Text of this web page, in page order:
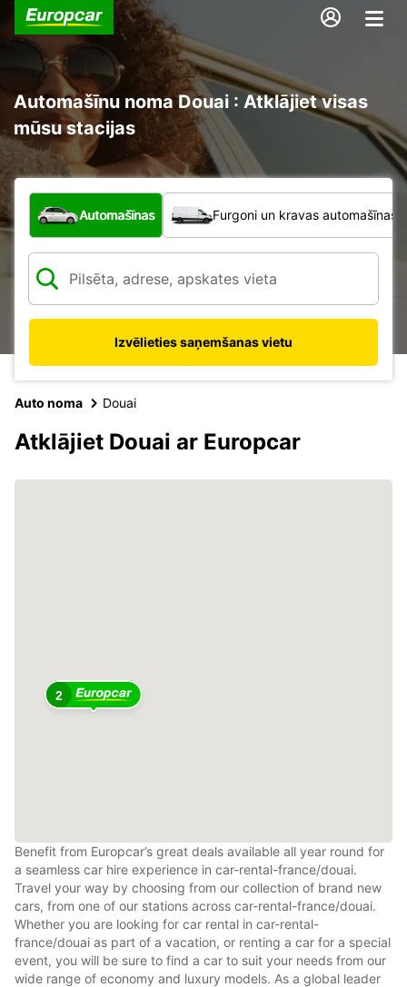
Automašīnu noma Douai : Atklājiet visas
mūsu stacijas
Kāda veida transportlīdzeklis?
Automašīnas Furgoni un kravas automašīnas
Izvēlieties saņemšanas vietu
Auto noma Douai
Atklājiet Douai ar Europcar
2
Benefit from Europcar’s great deals available all year round for
a seamless car hire experience in car-rental-france/douai.
Travel your way by choosing from our collection of brand new
cars, from one of our stations across car-rental-france/douai.
Whether you are looking for car rental in car-rental-
france/douai as part of a vacation, or renting a car for a special
event, you will be sure to find a car to suit your needs from our
wide range of economy and luxury models. As a global leader